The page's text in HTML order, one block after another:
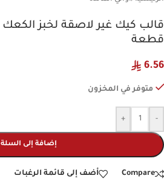
قطعة
6.56
متوفر في المخزون
-
+
إضافة إلى السلة
Compare أضف إلى قائمة الرغبات